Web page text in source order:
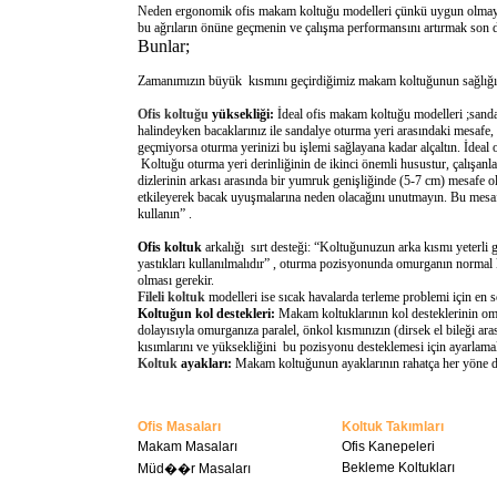
Neden ergonomik ofis makam koltuğu modelleri çünkü uygun
bu ağrıların önüne geçmenin ve çalışma performansını artırmak
Bunlar;
Zamanımızın büyük kısmını geçirdiğimiz makam koltuğunun
Ofis koltuğu yüksekliği: İdeal ofis makam koltuğu modelleri
halindeyken bacaklarınız ile sandalye oturma yeri arasındaki
geçmiyorsa oturma yerinizi bu işlemi sağlayana kadar alçaltın.
Koltuğu oturma yeri derinliğinin de ikinci önemli husustur,
dizlerinin arkası arasında bir yumruk genişliğinde (5-7 cm) mesafe
etkileyerek bacak uyuşmalarına neden olacağını unutmayın. Bu
kullanın” .
Ofis koltuk arkalığı sırt desteği: “Koltuğunuzun arka kısmı
yastıkları kullanılmalıdır” , oturma pozisyonunda omurganın
olması gerekir.
Fileli koltuk modelleri ise sıcak havalarda terleme problemi için
Koltuğun kol destekleri: Makam koltuklarının kol desteklerinin
dolayısıyla omurganıza paralel, önkol kısmınızın (dirsek el bileği
kısımlarını ve yüksekliğini bu pozisyonu desteklemesi için
Koltuk ayakları: Makam koltuğunun ayaklarının rahatça her
Ofis Masaları
Koltuk Takımları
Makam Masaları
Ofis Kanepeleri
Müd��r Masaları
Bekleme Koltukları